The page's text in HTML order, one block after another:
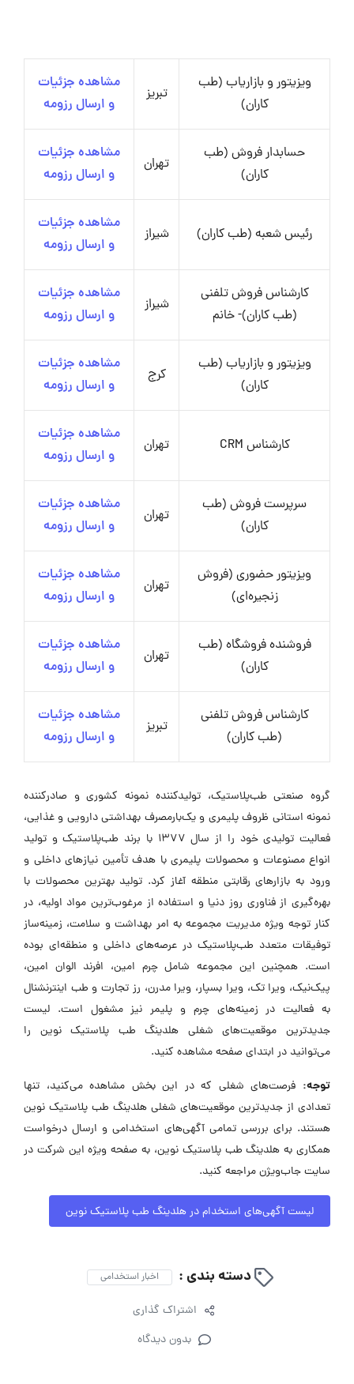
ویزیتور و بازاریاب (طب
کاران)
تبریز
مشاهده جزئیات
و ارسال رزومه
حسابدار فروش (طب
کاران)
تهران
مشاهده جزئیات
و ارسال رزومه
رئیس شعبه (طب کاران) شیراز
مشاهده جزئیات
و ارسال رزومه
کارشناس فروش تلفنی
(طب کاران)- خانم
شیراز
مشاهده جزئیات
و ارسال رزومه
ویزیتور و بازاریاب (طب
کاران)
کرج
مشاهده جزئیات
و ارسال رزومه
کارشناس CRM تهران
مشاهده جزئیات
و ارسال رزومه
سرپرست فروش (طب
کاران)
تهران
مشاهده جزئیات
و ارسال رزومه
ویزیتور حضوری (فروش
زنجیره‌ای)
تهران
مشاهده جزئیات
و ارسال رزومه
فروشنده فروشگاه (طب
کاران)
تهران
مشاهده جزئیات
و ارسال رزومه
کارشناس فروش تلفنی
(طب کاران)
تبریز
مشاهده جزئیات
و ارسال رزومه
گروه صنعتی طب‌پلاستیک، تولیدکننده نمونه کشوری و صادرکننده
نمونه استانی ظروف پلیمری و یک‌بارمصرف بهداشتی دارویی و غذایی،
فعالیت تولیدی خود را از سال ۱۳۷۷ با برند طب‌پلاستیک و تولید
انواع مصنوعات و محصولات پلیمری با هدف تأمین نیازهای داخلی و
ورود به بازارهای رقابتی منطقه آغاز کرد. تولید بهترین محصولات با
بهره‌گیری از فناوری روز دنیا و استفاده از مرغوب‌ترین مواد اولیه، در
کنار توجه ویژه مدیریت مجموعه به امر بهداشت و سلامت، زمینه‌ساز
توفیقات متعدد طب‌پلاستیک در عرصه‌های داخلی و منطقه‌ای بوده
است. همچنین این مجموعه شامل چرم امین، افرند الوان امین،
پیک‌نیک، ویرا تک، ویرا بسپار، ویرا مدرن، رز تجارت و طب اینترنشنال
به فعالیت در زمینه‌های چرم و پلیمر نیز مشغول است. لیست
جدیدترین موقعیت‌های شغلی هلدینگ طب پلاستیک نوین را
می‌توانید در ابتدای صفحه مشاهده کنید.
توجه: فرصت‌های شغلی که در این بخش مشاهده می‌کنید، تنها
تعدادی از جدیدترین موقعیت‌های شغلی هلدینگ طب پلاستیک نوین
هستند. برای بررسی تمامی آگهی‌های استخدامی و ارسال درخواست
همکاری به هلدینگ طب پلاستیک نوین، به صفحه ویژه این شرکت در
سایت جاب‌ویژن مراجعه کنید.
لیست آگهی‌های استخدام در هلدینگ طب پلاستیک نوین
دسته بندی : اخبار استخدامی
اشتراک گذاری
بدون دیدگاه